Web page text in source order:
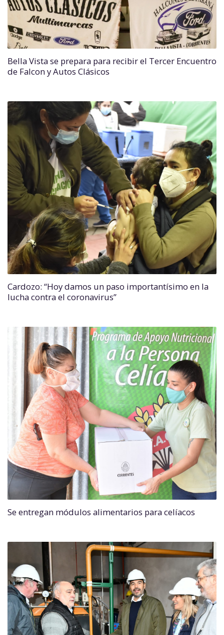
Bella Vista se prepara para recibir el Tercer Encuentro
de Falcon y Autos Clásicos
Cardozo: “Hoy damos un paso importantísimo en la
lucha contra el coronavirus”
Se entregan módulos alimentarios para celíacos